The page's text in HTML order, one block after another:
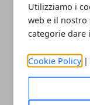
Utilizziamo i
web e il nostro
categorie dare
Cookie Policy |